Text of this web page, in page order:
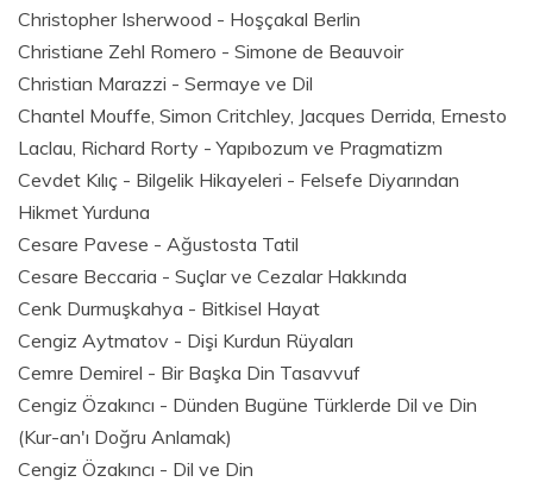
Christopher Isherwood - Hoşçakal Berlin
Christiane Zehl Romero - Simone de Beauvoir
Christian Marazzi - Sermaye ve Dil
Chantel Mouffe, Simon Critchley, Jacques Derrida, Ernesto
Laclau, Richard Rorty - Yapıbozum ve Pragmatizm
Cevdet Kılıç - Bilgelik Hikayeleri - Felsefe Diyarından
Hikmet Yurduna
Cesare Pavese - Ağustosta Tatil
Cesare Beccaria - Suçlar ve Cezalar Hakkında
Cenk Durmuşkahya - Bitkisel Hayat
Cengiz Aytmatov - Dişi Kurdun Rüyaları
Cemre Demirel - Bir Başka Din Tasavvuf
Cengiz Özakıncı - Dünden Bugüne Türklerde Dil ve Din
(Kur-an'ı Doğru Anlamak)
Cengiz Özakıncı - Dil ve Din